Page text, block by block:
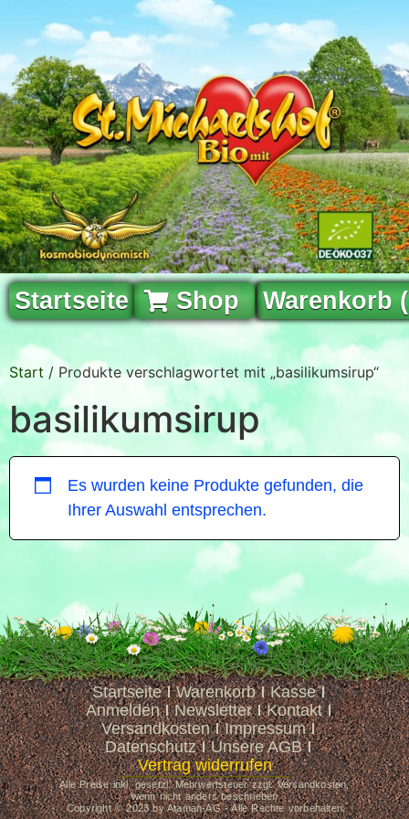
Startseite Shop Warenkorb
Start / Produkte verschlagwortet mit „basilikumsirup“
basilikumsirup
Es wurden keine Produkte gefunden, die
Ihrer Auswahl entsprechen.
Startseite Warenkorb
Kasse
Anmelden
Newsletter
Kontakt
Versandkosten
Impressum
Datenschutz
Unsere AGB
Vertrag widerrufen
Alle Preise inkl. gesetzl. Mehrwertsteuer zzgl. Versandkosten,
wenn nicht anders beschrieben
Copyright © 2023 by Ataman-AG - Alle Rechte vorbehalten